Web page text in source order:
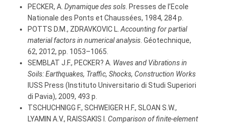
PECKER, A. Dynamique des sols . Presses de l’Ecole
Nationale des Ponts et Chaussées, 1984, 284 p.
POTTS D.M., ZDRAVKOVIC L. Accounting for partial
material factors in numerical analysis . Géotechnique,
62, 2012, pp. 1053–1065.
SEMBLAT J.F., PECKER? A. Waves and Vibrations in
Soils: Earthquakes, Traffic, Shocks, Construction Works
IUSS Press (Instituto Universitario di Studi Superiori
di Pavia), 2009, 493 p.
TSCHUCHNIGG F., SCHWEIGER H.F., SLOAN S.W.,
LYAMIN A.V., RAISSAKIS I. Comparison of finite-element